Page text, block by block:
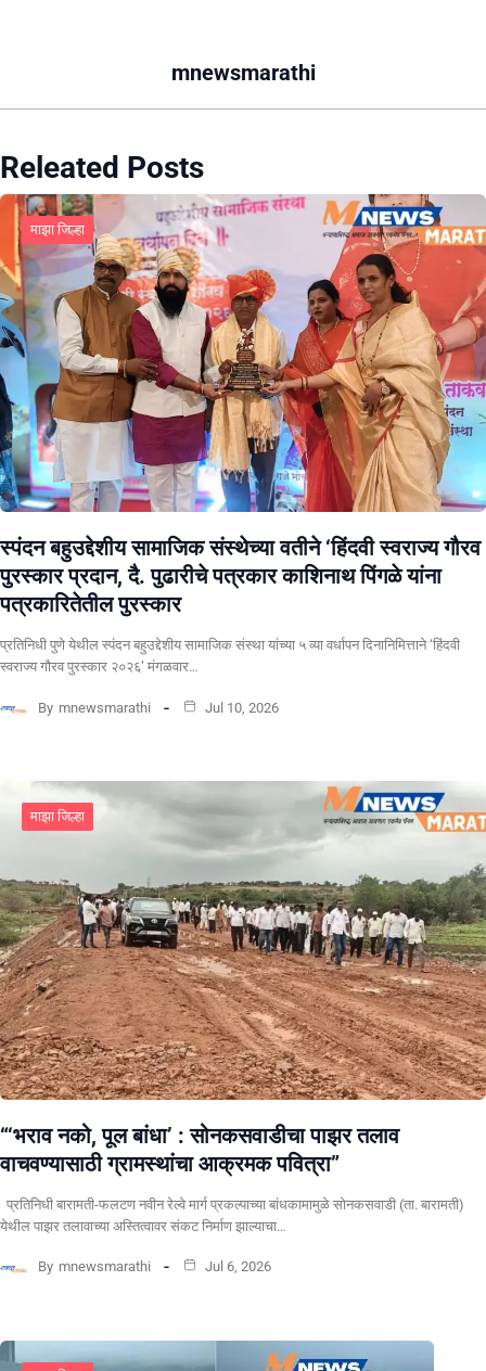
mnewsmarathi
Releated Posts
माझा जिल्हा
स्पंदन बहुउद्देशीय सामाजिक संस्थेच्या वतीने ‘हिंदवी स्वराज्य गौरव
पुरस्कार प्रदान, दै. पुढारीचे पत्रकार काशिनाथ पिंगळे यांना
पत्रकारितेतील पुरस्कार
प्रतिनिधी पुणे येथील स्पंदन बहुउद्देशीय सामाजिक संस्था यांच्या ५ व्या वर्धापन दिनानिमित्ताने ‘हिंदवी
स्वराज्य गौरव पुरस्कार २०२६’ मंगळवार…
By mnewsmarathi Jul 10, 2026
माझा जिल्हा
“‘भराव नको, पूल बांधा’ : सोनकसवाडीचा पाझर तलाव
वाचवण्यासाठी ग्रामस्थांचा आक्रमक पवित्रा”
प्रतिनिधी बारामती-फलटण नवीन रेल्वे मार्ग प्रकल्पाच्या बांधकामामुळे सोनकसवाडी (ता. बारामती)
येथील पाझर तलावाच्या अस्तित्वावर संकट निर्माण झाल्याचा…
By mnewsmarathi Jul 6, 2026